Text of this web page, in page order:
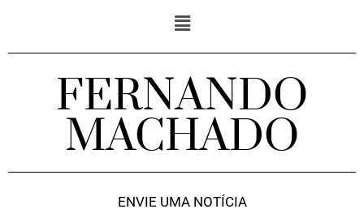
FERNANDO
MACHADO
ENVIE UMA NOTÍCIA